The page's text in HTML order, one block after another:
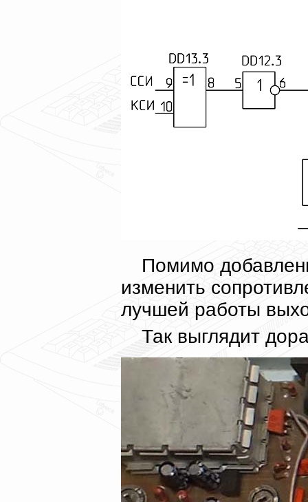
Помимо
изменить
лучшей работы
Так выглядит